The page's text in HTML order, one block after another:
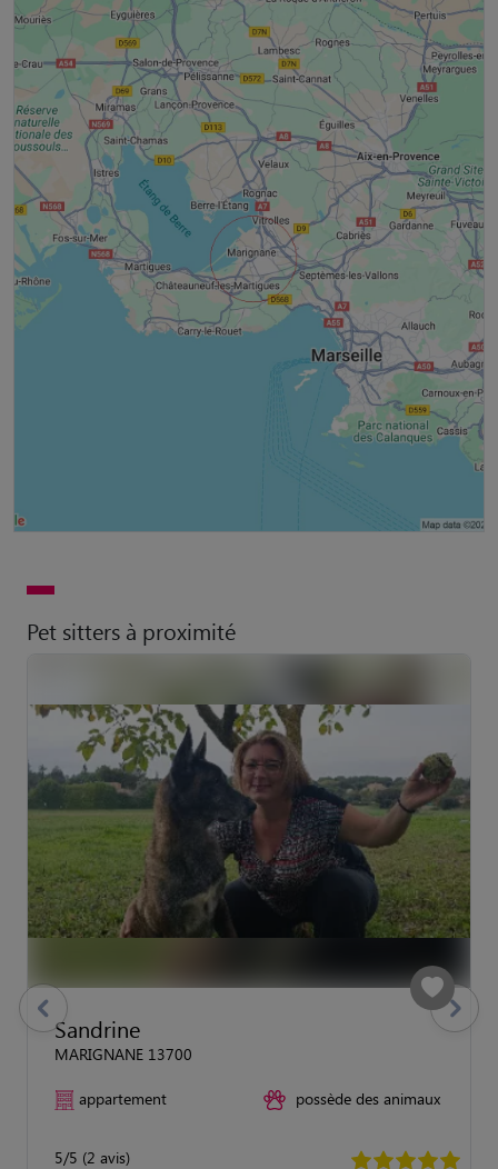
Pet sitters à proximité
Sandrine
MARIGNANE 13700
appartement possède des animaux
5/5 (2 avis)
previous Suivant